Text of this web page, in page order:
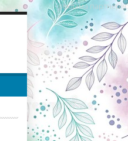
реклама партнерів: